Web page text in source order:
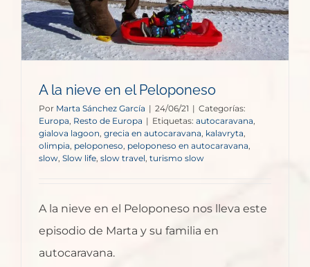
A la nieve en el Peloponeso
Por Marta Sánchez García | 24/06/21 | Categorías:
Europa, Resto de Europa | Etiquetas: autocaravana
gialova lagoon grecia en autocaravana kalavryta
olimpia peloponeso peloponeso en autocaravana
slow, Slow life, slow travel turismo slow
A la nieve en el Peloponeso nos lleva este
episodio de Marta y su familia en
autocaravana.